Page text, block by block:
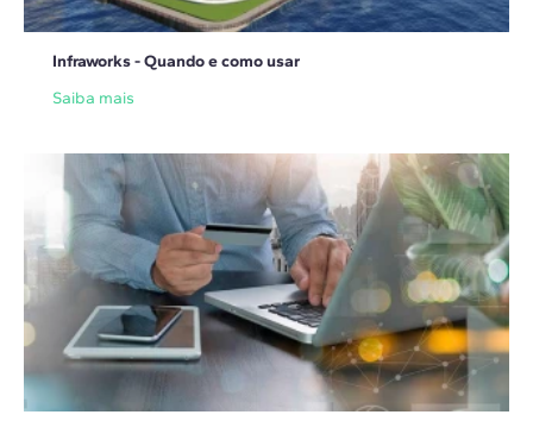
Infraworks - Quando e como usar
Saiba mais